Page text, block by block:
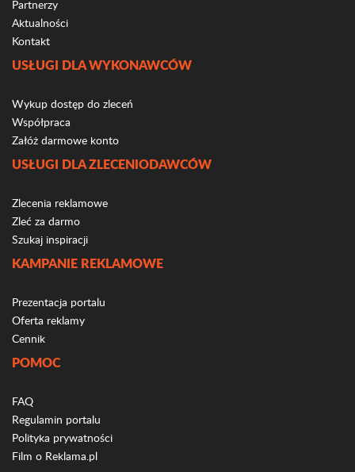
Partnerzy
Aktualności
Kontakt
USŁUGI DLA WYKONAWCÓW
Wykup dostęp do zleceń
Współpraca
Załóż darmowe konto
USŁUGI DLA ZLECENIODAWCÓW
Zlecenia reklamowe
Zleć za darmo
Szukaj inspiracji
KAMPANIE REKLAMOWE
Prezentacja portalu
Oferta reklamy
Cennik
POMOC
FAQ
Regulamin portalu
Polityka prywatności
Film o Reklama.pl